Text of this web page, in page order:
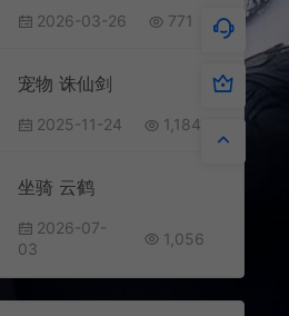
2026-03-26 771
宠物 诛仙剑
2025-11-24 1,184
坐骑 云鹤
2026-07-
03
1,056